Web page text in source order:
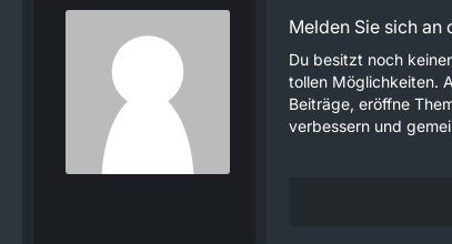
Melden Sie sich an
Du besitzt noch
tollen Möglichkeiten.
Beiträge, eröffne
verbessern und